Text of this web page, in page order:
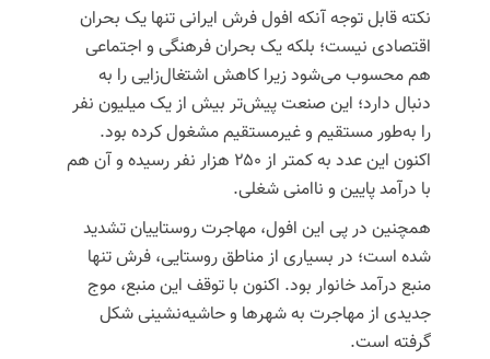
نکته قابل توجه آنکه افول فرش ایرانی تنها یک بحران
اقتصادی نیست؛ بلکه یک بحران فرهنگی و اجتماعی
هم محسوب می‌شود زیرا کاهش اشتغال‌زایی را به
دنبال دارد؛ این صنعت پیش‌تر بیش از یک میلیون نفر
را به‌طور مستقیم و غیرمستقیم مشغول کرده بود.
اکنون این عدد به کمتر از ۲۵۰ هزار نفر رسیده و آن هم
با درآمد پایین و ناامنی شغلی.
همچنین در پی این افول، مهاجرت روستاییان تشدید
شده است؛ در بسیاری از مناطق روستایی، فرش تنها
منبع درآمد خانوار بود. اکنون با توقف این منبع، موج
جدیدی از مهاجرت به شهرها و حاشیه‌نشینی شکل
گرفته است.